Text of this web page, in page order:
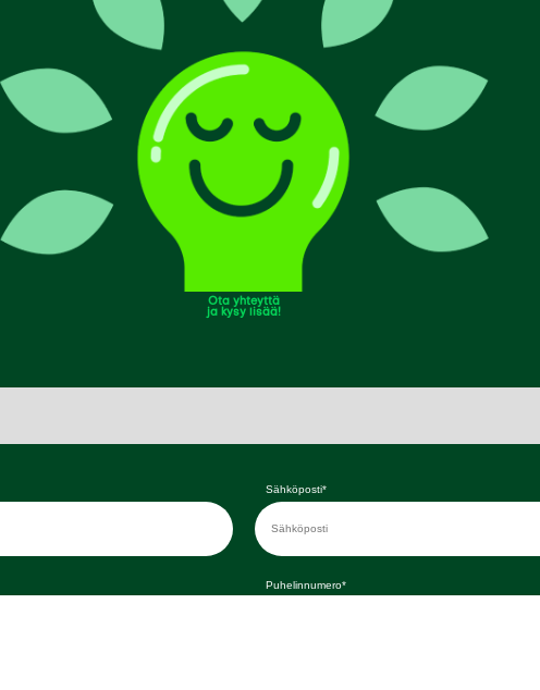
Ota yhteyttä
ja kysy lisää!
Sähköposti*
Puhelinnumero*